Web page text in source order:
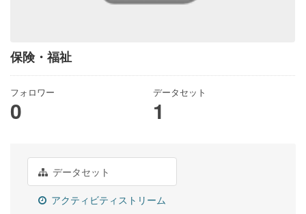
保険・福祉
フォロワー
0
データセット
1
データセット
アクティビティストリーム